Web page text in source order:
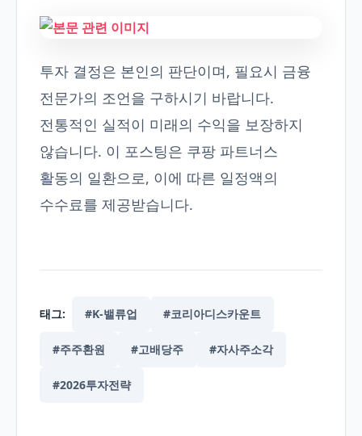
투자 결정은 본인의 판단이며, 필요시 금융
전문가의 조언을 구하시기 바랍니다.
전통적인 실적이 미래의 수익을 보장하지
않습니다. 이 포스팅은 쿠팡 파트너스
활동의 일환으로, 이에 따른 일정액의
수수료를 제공받습니다.
태그: #K-밸류업 #코리아디스카운트
#주주환원 #고배당주 #자사주소각
#2026투자전략